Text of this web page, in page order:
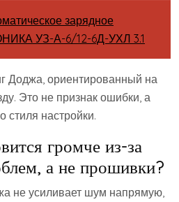
зарядное
УЗ-А-6/12-6Д-УХЛ 3.1
Доджа, ориентированный на
Это не признак ошибки, а
стиля настройки.
громче из-за
а не прошивки?
не усиливает шум напрямую,